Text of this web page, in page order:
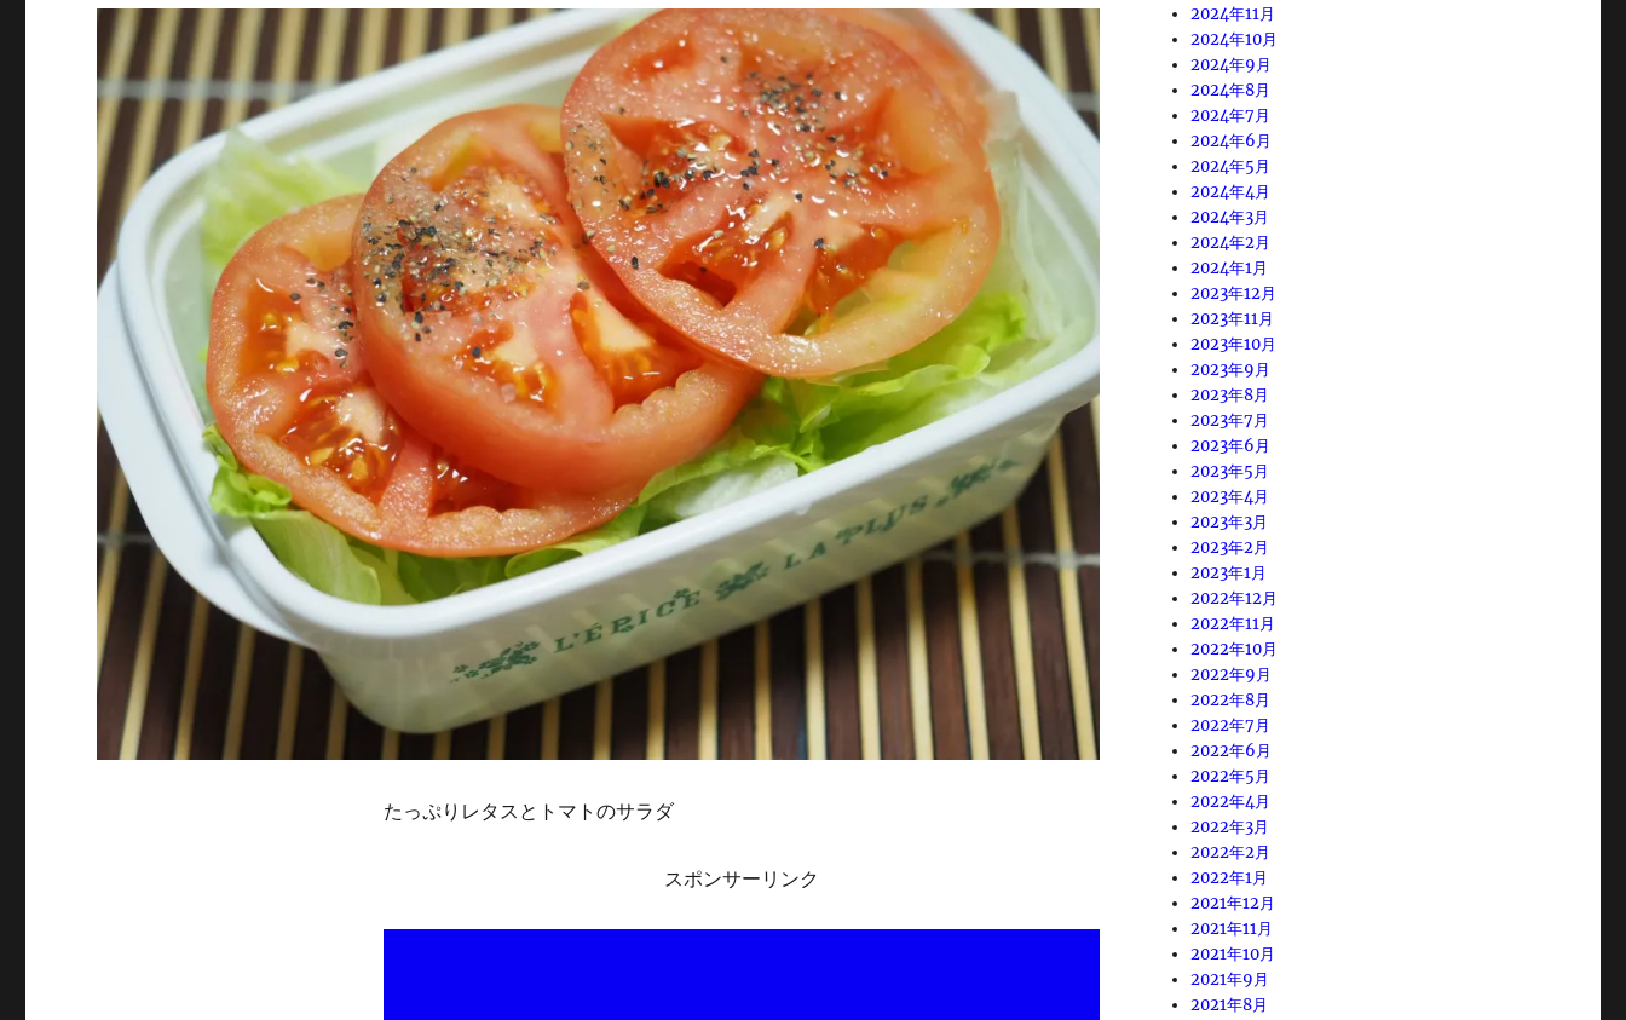
たっぷりレタスとトマトのサラダ
スポンサーリンク
2024年11月
2024年10月
2024年9月
2024年8月
2024年7月
2024年6月
2024年5月
2024年4月
2024年3月
2024年2月
2024年1月
2023年12月
2023年11月
2023年10月
2023年9月
2023年8月
2023年7月
2023年6月
2023年5月
2023年4月
2023年3月
2023年2月
2023年1月
2022年12月
2022年11月
2022年10月
2022年9月
2022年8月
2022年7月
2022年6月
2022年5月
2022年4月
2022年3月
2022年2月
2022年1月
2021年12月
2021年11月
2021年10月
2021年9月
2021年8月